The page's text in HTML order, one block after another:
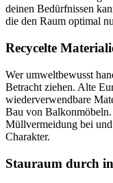
deinen Bedürfnissen
die den Raum optimal
Recycelte
Wer umweltbewusst
Betracht ziehen. Alte
wiederverwendbare
Bau von
Müllvermeidung bei
Charakter.
Stauraum durch